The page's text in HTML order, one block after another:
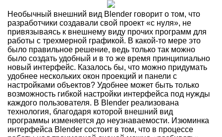
Необычный внешний вид Blender говорит о том, что
разработчики создавали свой проект «с нуля», не
привязываясь к внешнему виду прочих программ для
работы с трехмерной графикой. В какой-то мере это
было правильное решение, ведь только так можно
было создать удобный и в то же время принципиально
новый интерфейс. Казалось бы, что можно придумать
удобнее нескольких окон проекций и панели с
настройками объектов? Удобнее может быть только
возможность гибкой настройки интерфейса под нужды
каждого пользователя. В Blender реализована
технология, благодаря которой внешний вид
программы изменяется до неузнаваемости. Изюминка
интерфейса Blender состоит в том, что в процессе